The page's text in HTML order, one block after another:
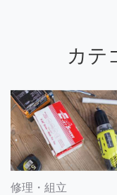
カテ
修理・組立